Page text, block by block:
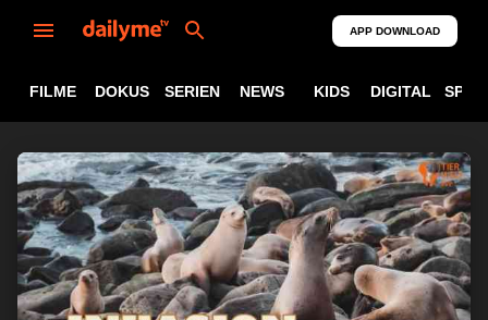
APP DOWNLOAD
FILME DOKUS SERIEN NEWS KIDS DIGITAL